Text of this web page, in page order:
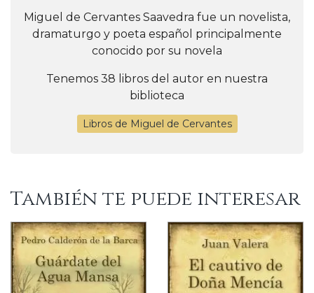
Miguel de Cervantes Saavedra fue un novelista,
dramaturgo y poeta español principalmente
conocido por su novela
Tenemos 38 libros del autor en nuestra
biblioteca
Libros de Miguel de Cervantes
También te puede interesar